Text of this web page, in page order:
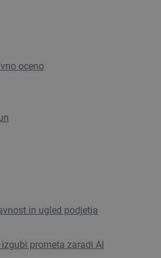
oceno
in ugled podjetja
prometa zaradi AI